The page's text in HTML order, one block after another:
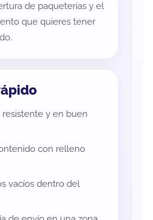
de paqueterías y el
que quieres tener
resistente y en buen
con relleno
vacíos dentro del